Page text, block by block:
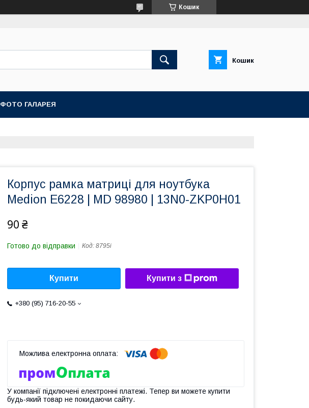
Кошик
Кошик
ФОТО ГАЛАРЕЯ
Корпус рамка матриці для ноутбука
Medion E6228 | MD 98980 | 13N0-ZKP0H01
90 ₴
Готово до відправки Код: 8795i
Купити Купити з
+380 (95) 716-20-55
У компанії підключені електронні платежі. Тепер ви можете купити
будь-який товар не покидаючи сайту.